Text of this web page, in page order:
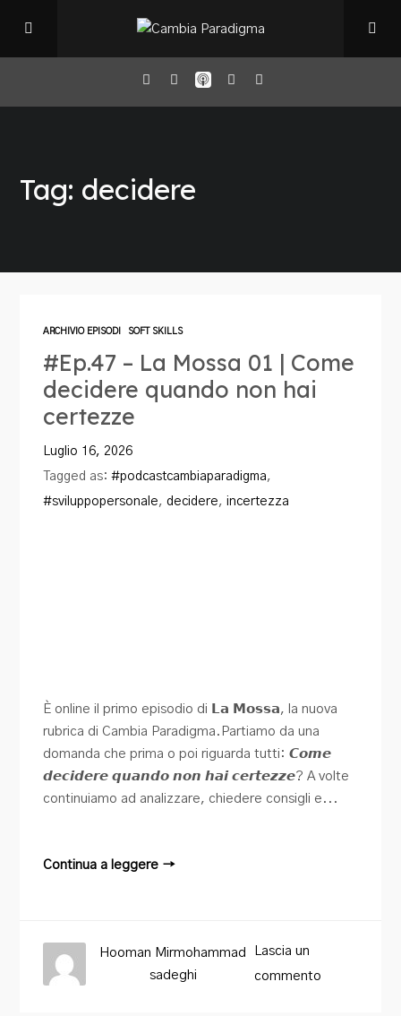
Il Podcast
Book Club
Blog
Contatti
Tag: decidere
ARCHIVIO EPISODI SOFT SKILLS
#Ep.47 – La Mossa 01 | Come
decidere quando non hai
certezze
Luglio 16, 2026
Tagged as:#podcastcambiaparadigma,
#sviluppopersonale,decidere,incertezza
È online il primo episodio di 𝗟𝗮 𝗠𝗼𝘀𝘀𝗮, la nuova
rubrica di Cambia Paradigma.Partiamo da una
domanda che prima o poi riguarda tutti: 𝘾𝙤𝙢𝙚
𝙙𝙚𝙘𝙞𝙙𝙚𝙧𝙚 𝙦𝙪𝙖𝙣𝙙𝙤 𝙣𝙤𝙣 𝙝𝙖𝙞 𝙘𝙚𝙧𝙩𝙚𝙯𝙯𝙚? A volte
continuiamo ad analizzare, chiedere consigli e...
Continua a leggere →
Lascia un
commento
Hooman Mirmohammad
sadeghi